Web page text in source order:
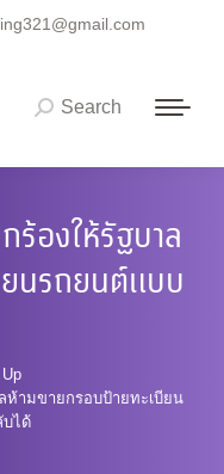
Search:
Search
ร้องให้รัฐบาล
ยนรถยนต์แบบ
ห้ามขายกรอบป้ายทะเบียน
ได้